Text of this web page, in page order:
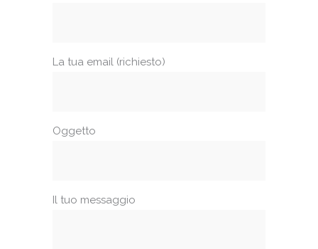
La tua email (richiesto)
Oggetto
Il tuo messaggio